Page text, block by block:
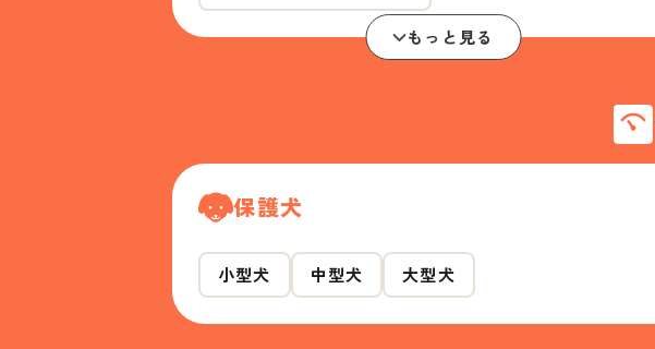
もっと見る
保護犬
小型犬 中型犬 大型犬